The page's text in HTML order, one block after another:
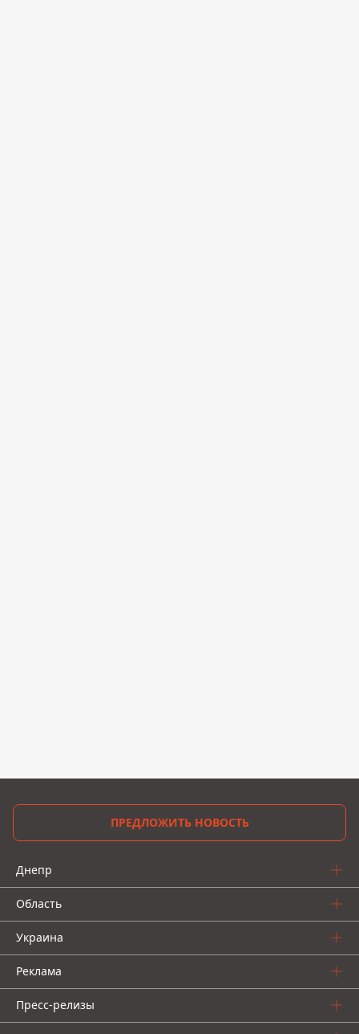
ПРЕДЛОЖИТЬ НОВОСТЬ
Днепр
Область
Украина
Реклама
Пресс-релизы